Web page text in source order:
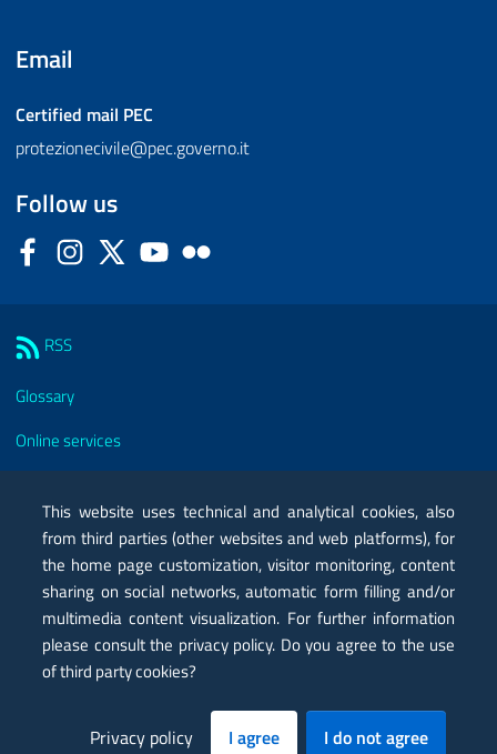
Email
Certified mail PEC
protezionecivile@pec.governo.it
Follow us
FacebookInstagram
Twitter YouTube
RSS
Glossary
Online services
Certified mail PEC
Privacy
Legal notes
Contacts
This website uses technical and analytical cookies, also
from third parties (other websites and web platforms), for
the home page customization, visitor monitoring, content
sharing on social networks, automatic form filling and/or
multimedia content visualization. For further information
please consult the privacy policy. Do you agree to the use
of third party cookies?
Privacy policy I agree I do not agree